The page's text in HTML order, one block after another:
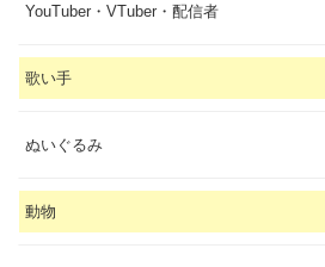
YouTuber・VTuber・配信者
歌い手
ぬいぐるみ
動物